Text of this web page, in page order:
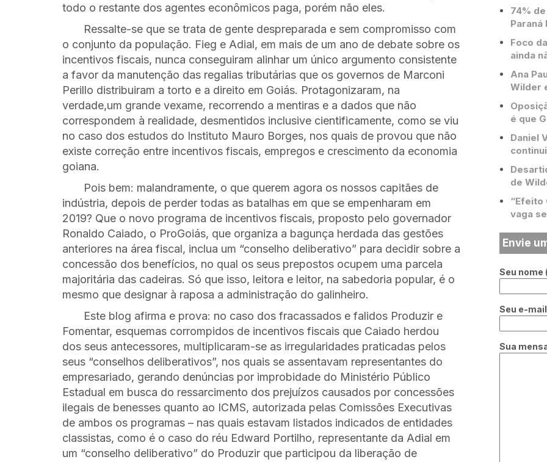
todo o restante dos agentes econômicos paga, porém não eles.
Ressalte-se que se trata de gente despreparada e sem compromisso com
o conjunto da população. Fieg e Adial, em mais de um ano de debate sobre os
incentivos fiscais, nunca conseguiram alinhar um único argumento consistente
a favor da manutenção das regalias tributárias que os governos de Marconi
Perillo distribuiram a torto e a direito em Goiás. Protagonizaram, na
verdade,um grande vexame, recorrendo a mentiras e a dados que não
correspondem à realidade, desmentidos inclusive cientificamente, como se viu
no caso dos estudos do Instituto Mauro Borges, nos quais de provou que não
existe correção entre incentivos fiscais, empregos e crescimento da economia
goiana.
Pois bem: malandramente, o que querem agora os nossos capitães de
indústria, depois de perder todas as batalhas em que se empenharam em
2019? Que o novo programa de incentivos fiscais, proposto pelo governador
Ronaldo Caiado, o ProGoiás, que organiza a bagunça herdada das gestões
anteriores na área fiscal, inclua um “conselho deliberativo” para decidir sobre a
concessão dos benefícios, no qual os seus prepostos ocupem uma parcela
majoritária das cadeiras. Só que isso, leitora e leitor, na sabedoria popular, é o
mesmo que designar à raposa a administração do galinheiro.
Este blog afirma e prova: no caso dos fracassados e falidos Produzir e
Fomentar, esquemas corrompidos de incentivos fiscais que Caiado herdou
dos seus antecessores, multiplicaram-se as irregularidades praticadas pelos
seus “conselhos deliberativos”, nos quais se assentavam representantes do
empresariado, gerando denúncias por improbidade do Ministério Público
Estadual em busca do ressarcimento dos prejuízos causados por concessões
ilegais de benesses quanto ao ICMS, autorizada pelas Comissões Executivas
de ambos os programas – nas quais estavam listados indicados de entidades
classistas, como é o caso do réu Edward Portilho, representante da Adial em
um “conselho deliberativo” do Produzir que participou da liberação de
74%
Foco
ainda
Ana
Wilder
é que
Daniel
de
“Efeito
vaga
Envie
Seu nome
Seu e-
Sua